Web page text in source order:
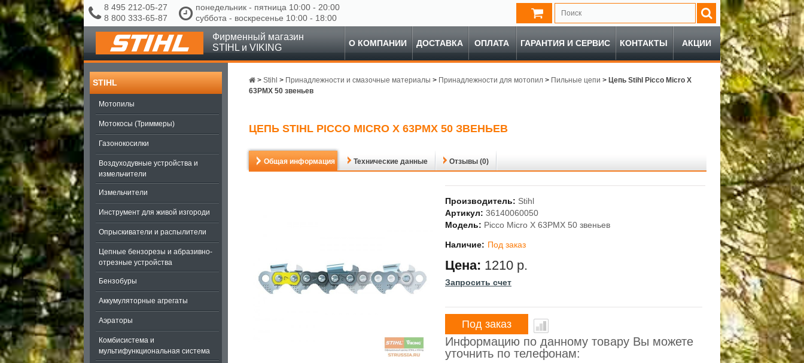
8 495 212-05-27
8 800 333-65-87
понедельник - пятница 10:00 - 20:00
суббота - воскресенье 10:00 - 18:00
Фирменный магазин
STIHL и VIKING
О КОМПАНИИ ДОСТАВКА ОПЛАТА ГАРАНТИЯ И СЕРВИС КОНТАКТЫ АКЦИИ
STIHL
Мотопилы
Мотокосы (Триммеры)
Газонокосилки
Воздуходувные устройства и
измельчители
Измельчители
Инструмент для живой изгороди
Опрыскиватели и распылители
Цепные бензорезы и абразивно-
отрезные устройства
Бензобуры
Аккумуляторные агрегаты
Аэраторы
Комбисистема и
мультифункциональная система
> Stihl > Принадлежности и смазочные материалы > Принадлежности для мотопил > Пильные цепи > Цепь Stihl Picco Micro X
63PMX 50 звеньев
ЦЕПЬ STIHL PICCO MICRO X 63PMX 50 ЗВЕНЬЕВ
Общая информация Технические данные Отзывы (0)
Производитель: Stihl
Артикул: 36140060050
Модель: Picco Micro X 63PMX 50 звеньев
Наличие: Под заказ
Цена: 1210 р.
Запросить счет
Под заказ
Информацию по данному товару Вы можете
уточнить по телефонам: